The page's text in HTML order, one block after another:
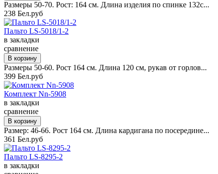
Размеры 50-70. Рост: 164 см. Длина изделия по спинке 132с...
238 Бел.руб
Пальто LS-5018/1-2
в закладки
сравнение
Размеры 50-60. Рост 164 см. Длина 120 см, рукав от горлов...
399 Бел.руб
Комплект Nn-5908
в закладки
сравнение
Размер: 46-66. Рост 164 см. Длина кардигана по посередине...
361 Бел.руб
Пальто LS-8295-2
в закладки